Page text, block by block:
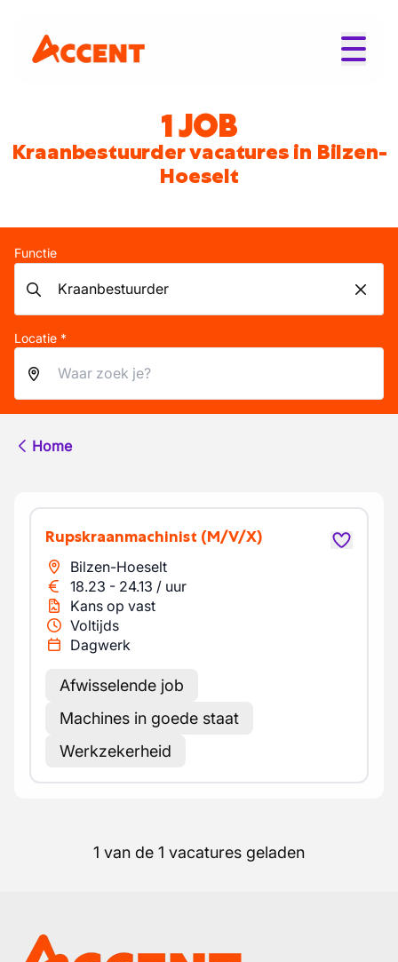
1 JOB
Kraanbestuurder vacatures in Bilzen-
Hoeselt
Functie
Locatie *
Home
Rupskraanmachinist (M/V/X)
Bilzen-Hoeselt
18.23 - 24.13 / uur
Kans op vast
Voltijds
Dagwerk
Afwisselende job
Machines in goede staat
Werkzekerheid
1 van de 1 vacatures geladen